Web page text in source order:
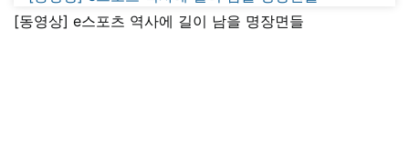
[동영상] e스포츠 역사에 길이 남을 명장면들